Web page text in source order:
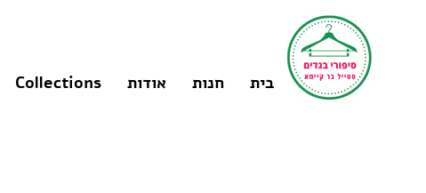
בית חנות אודות Collections